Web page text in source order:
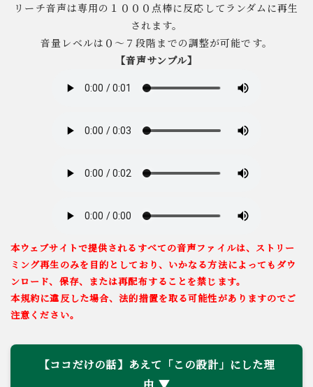
リーチ音声は専用の１０００点棒に反応してランダムに再生
されます。
音量レベルは０〜７段階までの調整が可能です。
【音声サンプル】
本ウェブサイトで提供されるすべての音声ファイルは、ストリー
ミング再生のみを目的としており、いかなる方法によってもダウ
ンロード、保存、または再配布することを禁じます。
本規約に違反した場合、法的措置を取る可能性がありますのでご
注意ください。
【ココだけの話】あえて「この設計」にした理
由